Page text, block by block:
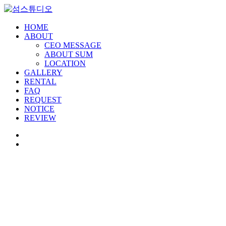
HOME
ABOUT
CEO MESSAGE
ABOUT SUM
LOCATION
GALLERY
RENTAL
FAQ
REQUEST
NOTICE
REVIEW